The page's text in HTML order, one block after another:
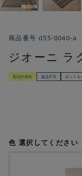
商品番号 d55-0040-a
ジオーニ ラ
配送料無料 返品不可 ホットカ
色 選択してください